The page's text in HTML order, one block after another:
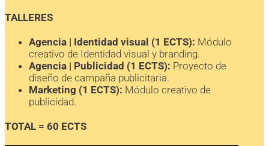
TALLERES
Agencia | Identidad visual (1 ECTS): Módulo
creativo de Identidad visual y branding.
Agencia | Publicidad (1 ECTS): Proyecto de
diseño de campaña publicitaria.
Marketing (1 ECTS): Módulo creativo de
publicidad.
TOTAL = 60 ECTS